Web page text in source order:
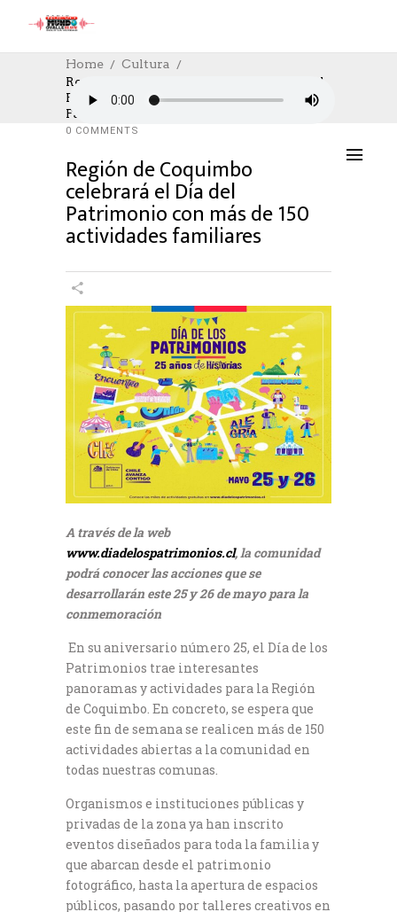
Home
Cultura
Región De Coquimbo Celebrará El Día Del
Patrimonio Con Más De 150 Actividades
Familiares
CULTURA,CULTURE
24/05/2024
AUTHOR: HECTOR
0 COMMENTS
Región de Coquimbo
celebrará el Día del
Patrimonio con más de 150
actividades familiares
A través de la web
www.diadelospatrimonios.cl, la comunidad
podrá conocer las acciones que se
desarrollarán este 25 y 26 de mayo para la
conmemoración
En su aniversario número 25, el Día de los
Patrimonios trae interesantes
panoramas y actividades para la Región
de Coquimbo. En concreto, se espera que
este fin de semana se realicen más de 150
actividades abiertas a la comunidad en
todas nuestras comunas.
Organismos e instituciones públicas y
privadas de la zona ya han inscrito
eventos diseñados para toda la familia y
que abarcan desde el patrimonio
fotográfico, hasta la apertura de espacios
públicos, pasando por talleres creativos en